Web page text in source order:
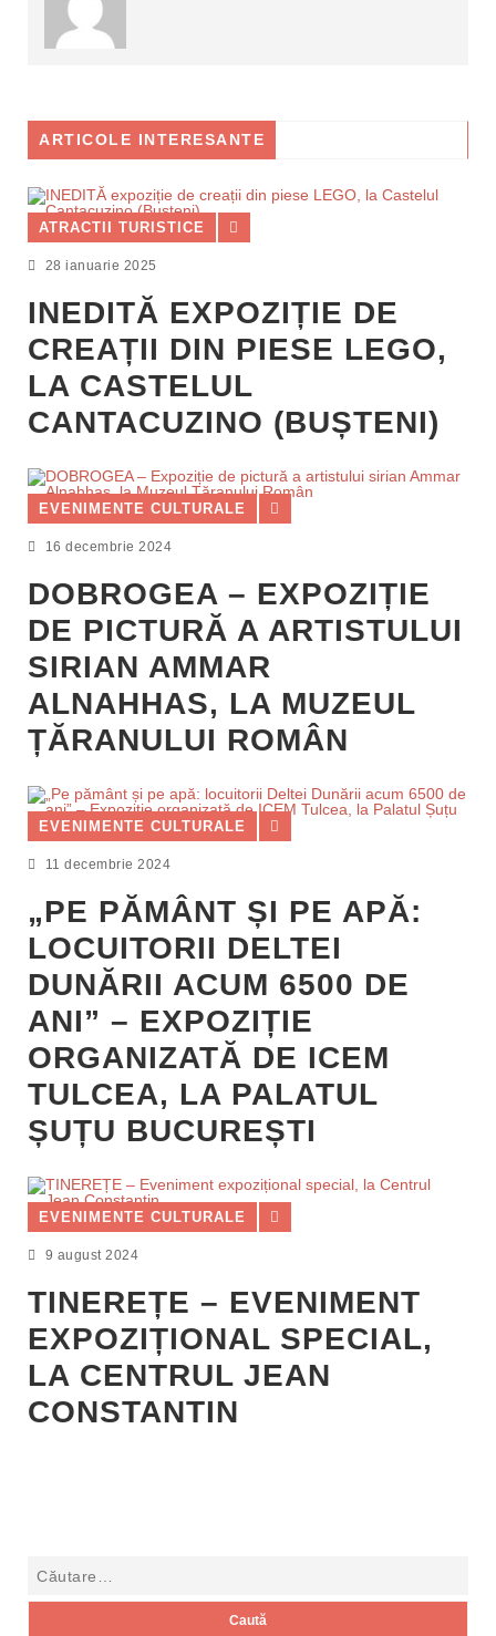
ARTICOLE INTERESANTE
ATRACTII TURISTICE
28 ianuarie 2025
INEDITĂ EXPOZIȚIE DE
CREAȚII DIN PIESE LEGO,
LA CASTELUL
CANTACUZINO (BUȘTENI)
EVENIMENTE CULTURALE
16 decembrie 2024
DOBROGEA – EXPOZIȚIE
DE PICTURĂ A ARTISTULUI
SIRIAN AMMAR
ALNAHHAS, LA MUZEUL
ȚĂRANULUI ROMÂN
EVENIMENTE CULTURALE
11 decembrie 2024
„PE PĂMÂNT ȘI PE APĂ:
LOCUITORII DELTEI
DUNĂRII ACUM 6500 DE
ANI” – EXPOZIȚIE
ORGANIZATĂ DE ICEM
TULCEA, LA PALATUL
ȘUȚU BUCUREȘTI
EVENIMENTE CULTURALE
9 august 2024
TINEREȚE – EVENIMENT
EXPOZIȚIONAL SPECIAL,
LA CENTRUL JEAN
CONSTANTIN